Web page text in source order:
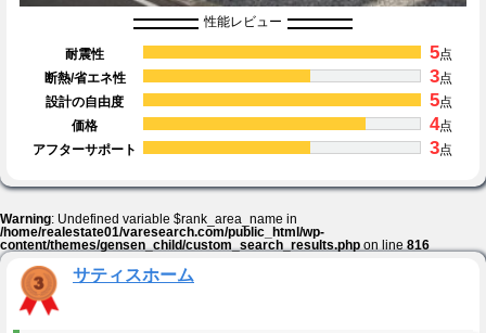
性能レビュー
耐震性 5点
断熱/省エネ性
3点
設計の自由度
5点
価格
4点
アフターサポート
3点
Warning: Undefined variable $rank_area_name in
/home/realestate01/varesearch.com/public_html/wp-
content/themes/gensen_child/custom_search_results.php on line 816
サティスホーム